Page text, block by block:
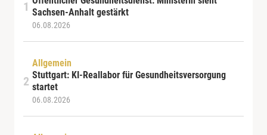
Sachsen-Anhalt gestärkt
06.08.2026
Allgemein
Stuttgart: KI-Reallabor für Gesundheitsversorgung
startet
06.08.2026